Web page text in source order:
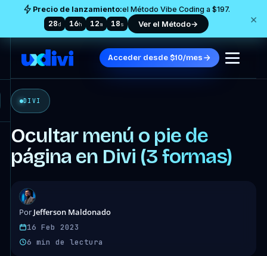
Precio de lanzamiento:el Método Vibe Coding a $197.
28d 16h 12m 16s Ver el Método→ ×
Acceder desde $10/mes
DIVI
Ocultar menú o pie de
página en Divi (3 formas)
Por Jefferson Maldonado
16 Feb 2023
6 min de lectura